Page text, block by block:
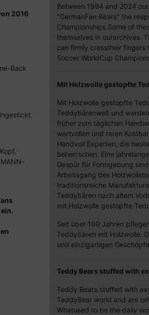
2016
Back
Between 1994 and 2024
"GermanFan Bears" the
Championships.Some of
themselves in ourarchives.
can firmly crosstheir fingers
Soccer WorldCup
Mit Holzwolle gestopfte
Mit Holzwolle gestopfte
Teddybärenwelt und
früher zum täglichen
wertvollen und raren
Handvoll Experten, die
beherrschen. Eine
Gespür für Formgebung
Arbeitsgang des
traditionsreiche
Teddybären nach altem
mit Holzwolle gestopfte
Seit über 100 Jahren
Teddybären mit Holzwolle.
und einzigartigen
Teddy Bears stuffed with
Teddy Bears stuffed with
TeddyBear world and are
Whatused to be the daily